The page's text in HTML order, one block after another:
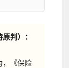
判）：
，《保险